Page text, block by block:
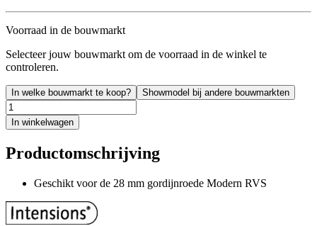
Voorraad in de bouwmarkt
Selecteer jouw bouwmarkt om de voorraad in de winkel te
controleren.
In welke bouwmarkt te koop? Showmodel bij andere bouwmarkten
In winkelwagen
Productomschrijving
Geschikt voor de 28 mm gordijnroede Modern RVS